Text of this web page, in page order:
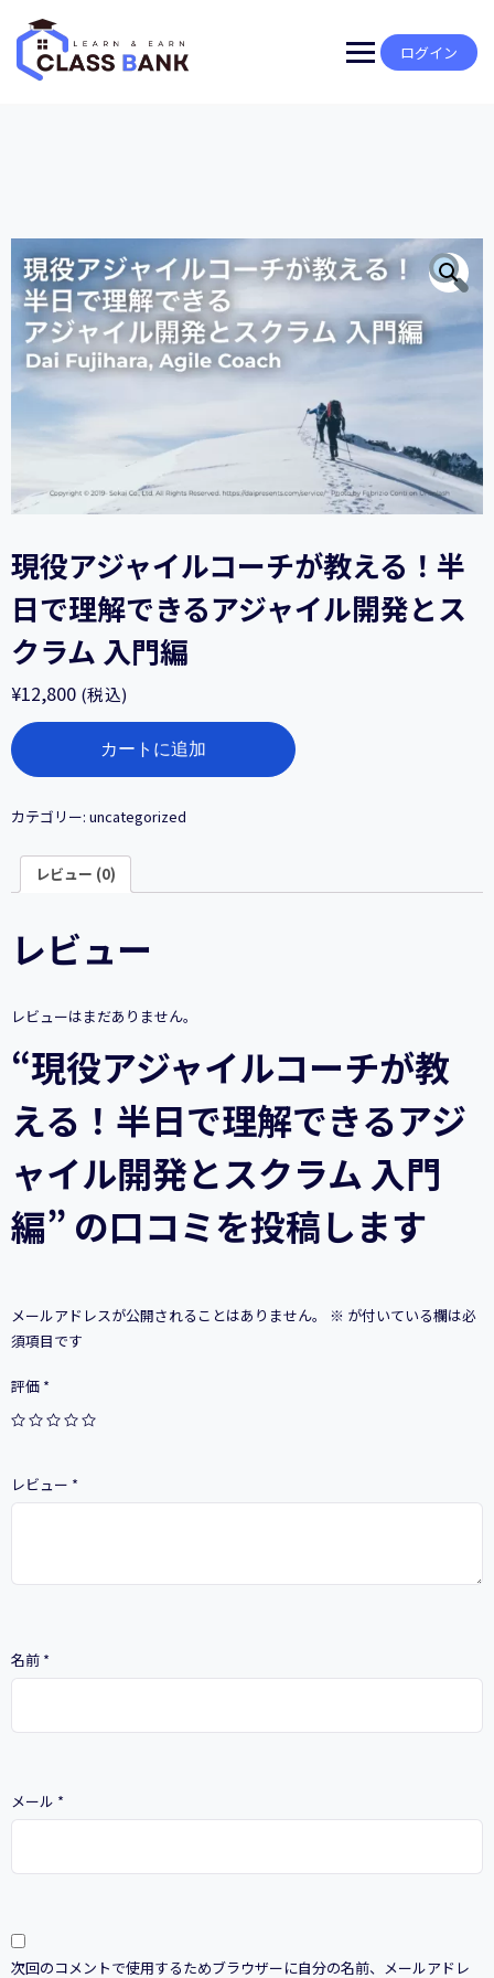
content
ログイン
現役アジャイルコーチが教える！半
日で理解できるアジャイル開発とス
クラム 入門編
¥12,800 (税込)
現
役
ア
ャ
ル
ー
が
教
半
で
解
で
る
ジ
ャ
発
と
ク
ム
編
個
カートに追加
カテゴリー: uncategorized
レビュー (0)
レビュー
レビューはまだありません。
“現役アジャイルコーチが教
える！半日で理解できるアジ
ャイル開発とスクラム 入門
編” の口コミを投稿します
メールアドレスが公開されることはありません。 ※ が付いている欄は必
須項目です
評価 *
レビュー *
名前 *
メール *
次回のコメントで使用するためブラウザーに自分の名前、メールアドレ